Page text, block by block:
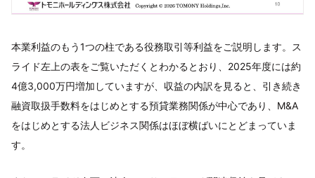
本業利益のもう1つの柱である役務取引等利益をご説明します。ス
ライド左上の表をご覧いただくとわかるとおり、2025年度には約
4億3,000万円増加していますが、収益の内訳を見ると、引き続き
融資取扱手数料をはじめとする預貸業務関係が中心であり、M&A
をはじめとする法人ビジネス関係はほぼ横ばいにとどまっていま
す。